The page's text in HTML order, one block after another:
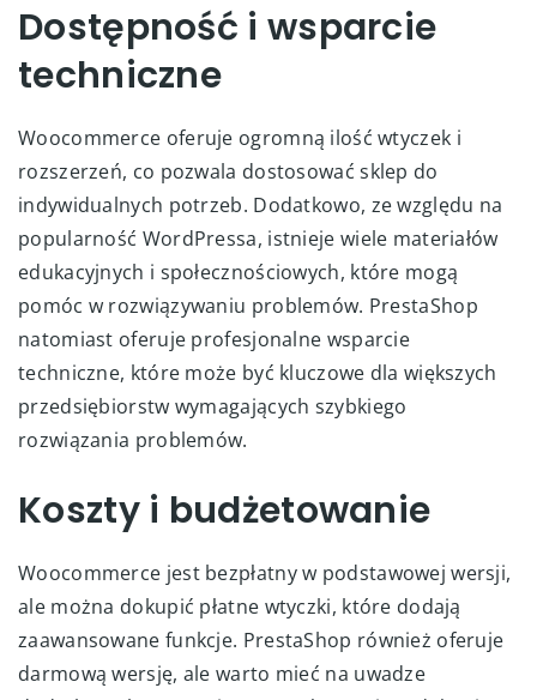
Dostępność i wsparcie
techniczne
Woocommerce oferuje ogromną ilość wtyczek i
rozszerzeń, co pozwala dostosować sklep do
indywidualnych potrzeb. Dodatkowo, ze względu na
popularność WordPressa, istnieje wiele materiałów
edukacyjnych i społecznościowych, które mogą
pomóc w rozwiązywaniu problemów. PrestaShop
natomiast oferuje profesjonalne wsparcie
techniczne, które może być kluczowe dla większych
przedsiębiorstw wymagających szybkiego
rozwiązania problemów.
Koszty i budżetowanie
Woocommerce jest bezpłatny w podstawowej wersji,
ale można dokupić płatne wtyczki, które dodają
zaawansowane funkcje. PrestaShop również oferuje
darmową wersję, ale warto mieć na uwadze